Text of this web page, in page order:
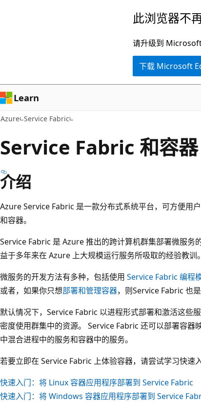
容
此浏览器不
请升级到 Microsoft
下载 Microsoft
Learn
Azure Service Fabric
Service Fabric 和容器
介绍
Azure Service Fabric 是一款分布式系统平台，可方便用
和容器。
Service Fabric 是 Azure 推出的跨计算机群集部署微服务
益于多年来在 Azure 上大规模运行服务所吸取的经验教训。
微服务的开发方法有多种，包括使用 Service Fabric 编程
或者，如果你只想部署和管理容器，则Service Fabric 也
默认情况下，Service Fabric 以进程形式部署和激活这些
密度使用群集中的资源。 Service Fabric 还可以部署容器
中混合进程中的服务和容器中的服务。
若要立即在 Service Fabric 上体验容器，请尝试学习快速
快速入门：将 Linux 容器应用程序部署到 Service Fabric
快速入门：将 Windows 容器应用程序部署到 Service